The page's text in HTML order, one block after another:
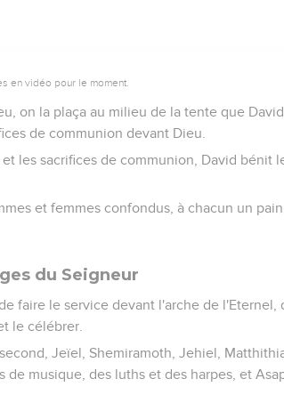
en vidéo pour le moment.
on la plaça au milieu de la tente que
de communion devant Dieu.
les sacrifices de communion, David bénit
et femmes confondus, à chacun un
du Seigneur
faire le service devant l'arche de l'Eternel,
le célébrer.
Jeïel, Shemiramoth, Jehiel,
de musique, des luths et des harpes, et